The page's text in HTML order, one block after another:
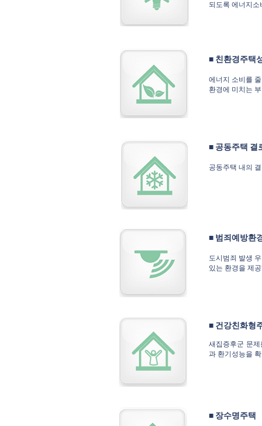
되도록 에너지
■ 친환경주택
에너지 소비를
환경에 미치는
■ 공동주택 결
공동주택 내의
■ 범죄예방환
도시범죄 발생
있는 환경을 제
■ 건강친화형
새집증후군 문
과 환기성능을
■ 장수명주택